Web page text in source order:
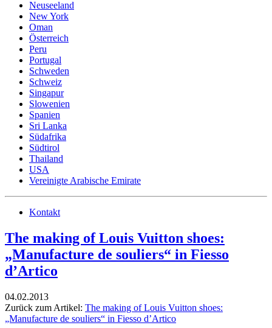
Neuseeland
New York
Oman
Österreich
Peru
Portugal
Schweden
Schweiz
Singapur
Slowenien
Spanien
Sri Lanka
Südafrika
Südtirol
Thailand
USA
Vereinigte Arabische Emirate
Kontakt
The making of Louis Vuitton shoes:
„Manufacture de souliers“ in Fiesso
d’Artico
04.02.2013
Zurück zum Artikel: The making of Louis Vuitton shoes:
„Manufacture de souliers“ in Fiesso d’Artico